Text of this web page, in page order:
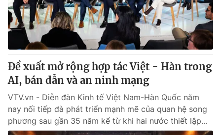
Đề xuất mở rộng hợp tác Việt - Hàn trong
AI, bán dẫn và an ninh mạng
VTV.vn - Diễn đàn Kinh tế Việt Nam-Hàn Quốc năm
nay nối tiếp đà phát triển mạnh mẽ của quan hệ song
phương sau gần 35 năm kể từ khi hai nước thiết lập...